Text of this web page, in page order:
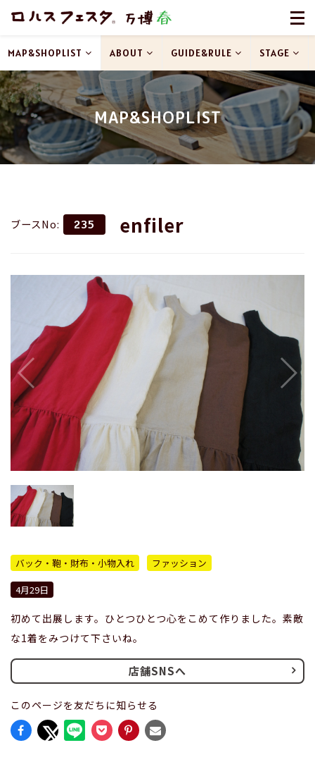
MAP&SHOPLIST
MAP&SHOPLIST ABOUT GUIDE&RULE STAGE
ブースNo: 235 enfiler
バック・鞄・財布・小物入れ
ファッション
4月29日
初めて出展します。ひとつひとつ心をこめて作りました。素敵
な1着をみつけて下さいね。
店舗SNSへ
このページを友だちに知らせる